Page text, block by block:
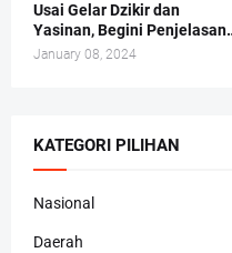
Usai Gelar Dzikir dan
Yasinan, Begini Penjelasan
Andi Irma Mappanyukki
January 08, 2024
KATEGORI PILIHAN
Nasional
Daerah